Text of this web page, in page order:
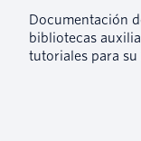
Documentación
bibliotecas
tutoriales para